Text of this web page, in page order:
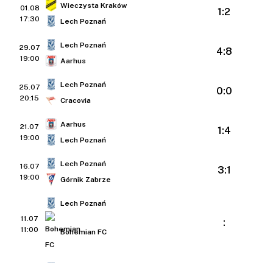
01.08
17:30
Wieczysta Kraków
Lech Poznań
1:2
29.07
19:00
Lech Poznań
Aarhus
4:8
25.07
20:15
Lech Poznań
Cracovia
0:0
21.07
19:00
Aarhus
Lech Poznań
1:4
16.07
19:00
Lech Poznań
Górnik Zabrze
3:1
11.07
11:00
Lech Poznań
Bohemian FC
: